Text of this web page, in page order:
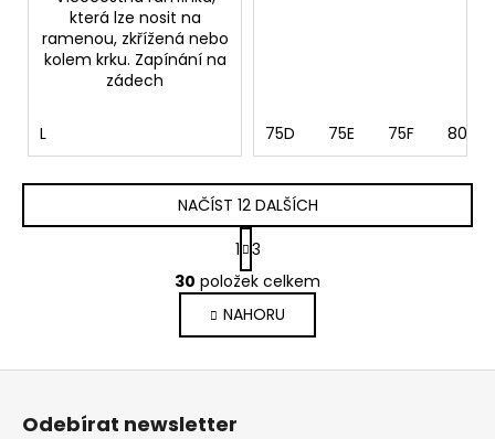
která lze nosit na
ramenou, zkřížená nebo
kolem krku. Zapínání na
zádech
L 75D 75E 75F 80C
O
v
l
á
d
NAČÍST 12 DALŠÍCH
S
t
r
á
n
k
1 3
30 položek celkem
NAHORU
Z
Odebírat newsletter